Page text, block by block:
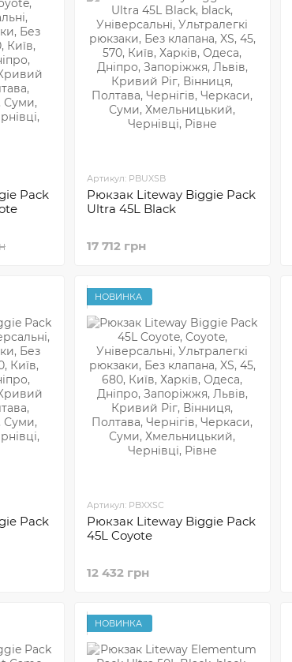
Pack
Артикул: PBUXSB
Рюкзак Liteway Biggie Pack
Ultra 45L Black
17 712 грн
Pack
НОВИНКА
Артикул: PBXXSC
Рюкзак Liteway Biggie Pack
45L Coyote
12 432 грн
НОВИНКА